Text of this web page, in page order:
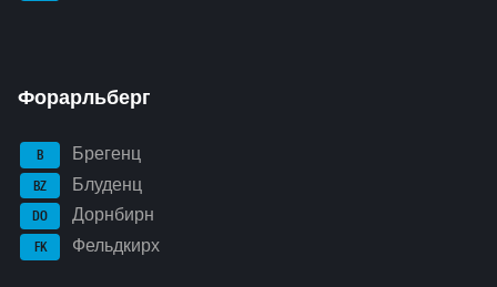
Форарльберг
B Брегенц
BZ Блуденц
DO Дорнбирн
FK Фельдкирх